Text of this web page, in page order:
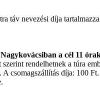
táv nevezési díja
a cél 11
rendelhetnek a túra
csomagszállítás díja: 100 Ft.